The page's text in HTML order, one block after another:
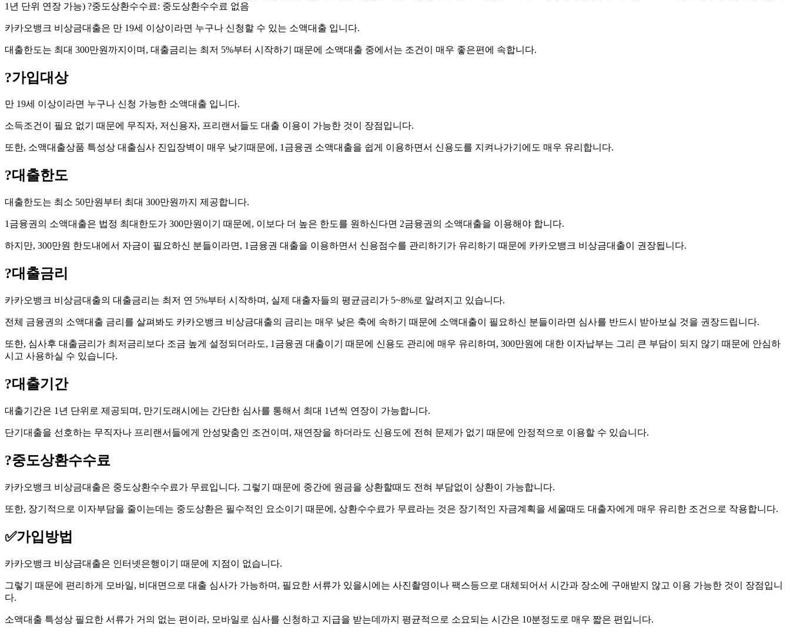
1년 단위 연장 가능) ?중도상환수수료: 중도상환수수료 없음
카카오뱅크 비상금대출은 만 19세 이상이라면 누구나 신청할 수 있는 소액대출 입니다.
대출한도는 최대 300만원까지이며, 대출금리는 최저 5%부터 시작하기 때문에 소액대출 중에서는 조건이 매우 좋은편에 속합니다.
?가입대상
만 19세 이상이라면 누구나 신청 가능한 소액대출 입니다.
소득조건이 필요 없기 때문에 무직자, 저신용자, 프리랜서들도 대출 이용이 가능한 것이 장점입니다.
또한, 소액대출상품 특성상 대출심사 진입장벽이 매우 낮기때문에, 1금융권 소액대출을 쉽게 이용하면서 신용도를 지켜나가기에도 매우 유리합니다.
?대출한도
대출한도는 최소 50만원부터 최대 300만원까지 제공합니다.
1금융권의 소액대출은 법정 최대한도가 300만원이기 때문에, 이보다 더 높은 한도를 원하신다면 2금융권의 소액대출을 이용해야 합니다.
하지만, 300만원 한도내에서 자금이 필요하신 분들이라면, 1금융권 대출을 이용하면서 신용점수를 관리하기가 유리하기 때문에 카카오뱅크 비상금대출이 권장됩니다.
?대출금리
카카오뱅크 비상금대출의 대출금리는 최저 연 5%부터 시작하며, 실제 대출자들의 평균금리가 5~8%로 알려지고 있습니다.
전체 금융권의 소액대출 금리를 살펴봐도 카카오뱅크 비상금대출의 금리는 매우 낮은 축에 속하기 때문에 소액대출이 필요하신 분들이라면 심사를 반드시 받아보실 것을 권장드립니다.
또한, 심사후 대출금리가 최저금리보다 조금 높게 설정되더라도, 1금융권 대출이기 때문에 신용도 관리에 매우 유리하며, 300만원에 대한 이자납부는 그리 큰 부담이 되지 않기 때문에 안심하
시고 사용하실 수 있습니다.
?대출기간
대출기간은 1년 단위로 제공되며, 만기도래시에는 간단한 심사를 통해서 최대 1년씩 연장이 가능합니다.
단기대출을 선호하는 무직자나 프리랜서들에게 안성맞춤인 조건이며, 재연장을 하더라도 신용도에 전혀 문제가 없기 때문에 안정적으로 이용할 수 있습니다.
?중도상환수수료
카카오뱅크 비상금대출은 중도상환수수료가 무료입니다. 그렇기 때문에 중간에 원금을 상환할때도 전혀 부담없이 상환이 가능합니다.
또한, 장기적으로 이자부담을 줄이는데는 중도상환은 필수적인 요소이기 때문에, 상환수수료가 무료라는 것은 장기적인 자금계획을 세울때도 대출자에게 매우 유리한 조건으로 작용합니다.
✅가입방법
카카오뱅크 비상금대출은 인터넷은행이기 때문에 지점이 없습니다.
그렇기 때문에 편리하게 모바일, 비대면으로 대출 심사가 가능하며, 필요한 서류가 있을시에는 사진촬영이나 팩스등으로 대체되어서 시간과 장소에 구애받지 않고 이용 가능한 것이 장점입니
다.
소액대출 특성상 필요한 서류가 거의 없는 편이라, 모바일로 심사를 신청하고 지급을 받는데까지 평균적으로 소요되는 시간은 10분정도로 매우 짧은 편입니다.